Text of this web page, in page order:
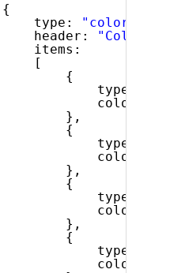
{
type:
"coloritem"
header:
"Color"
items:
[
{
type:
color:
},
{
type:
color:
},
{
type:
color:
},
{
type:
color: